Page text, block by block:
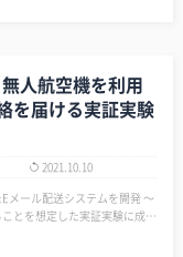
人航空機を利用
を届ける実証実験
2021.10.10
メール配送システムを開発 ～
とを想定した実証実験に成功